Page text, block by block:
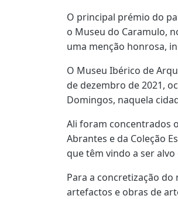
O principal prémio do
o Museu do Caramulo,
uma menção honrosa,
O Museu Ibérico de
de dezembro de 2021,
Domingos, naquela
Ali foram concentrados
Abrantes e da Coleção
que têm vindo a ser alvo
Para a concretização
artefactos e obras de